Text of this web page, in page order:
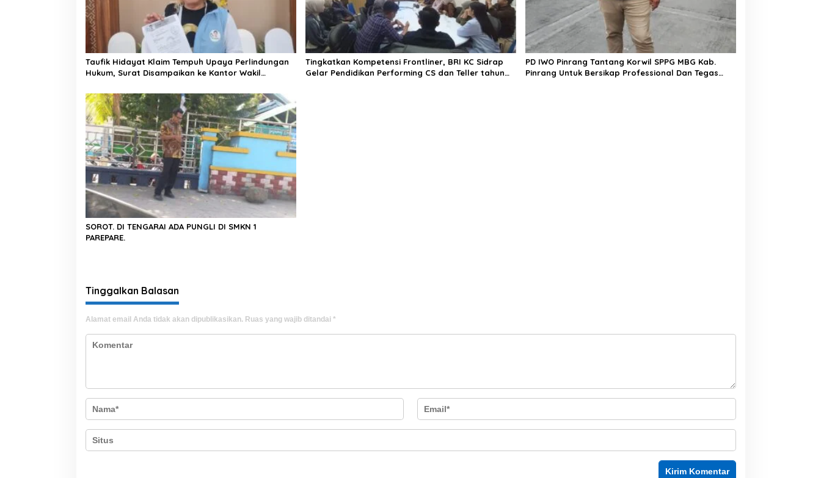
o
s
Taufik Hidayat Klaim Tempuh Upaya Perlindungan
Hukum, Surat Disampaikan ke Kantor Wakil
Tingkatkan Kompetensi Frontliner, BRI KC Sidrap
Gelar Pendidikan Performing CS dan Teller tahun
PD IWO Pinrang Tantang Korwil SPPG MBG Kab.
Pinrang Untuk Bersikap Professional Dan Tegas
SOROT. DI TENGARAI ADA PUNGLI DI SMKN 1
PAREPARE.
Tinggalkan Balasan
Alamat email Anda tidak akan dipublikasikan. Ruas yang wajib ditandai *